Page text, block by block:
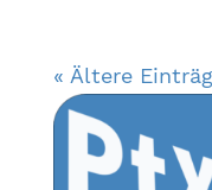
« Ältere